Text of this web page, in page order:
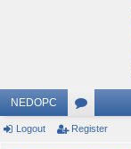
NEDOPC
or
Logout Register